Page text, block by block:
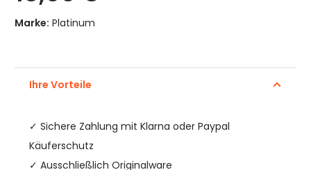
Marke: Platinum
Ihre Vorteile
✓ Sichere Zahlung mit Klarna oder Paypal
Käuferschutz
✓ Ausschließlich Originalware